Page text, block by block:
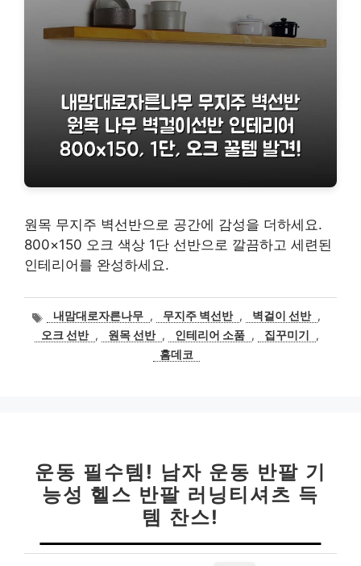
원목 무지주 벽선반으로 공간에 감성을 더하세요.
800×150 오크 색상 1단 선반으로 깔끔하고 세련된
인테리어를 완성하세요.
태
그
내맘대로자른나무 , 무지주 벽선반 , 벽걸이 선반 ,
오크 선반 , 원목 선반 , 인테리어 소품 , 집꾸미기
,
홈데코
운동 필수템! 남자 운동 반팔 기
능성 헬스 반팔 러닝티셔츠 득
템 찬스!